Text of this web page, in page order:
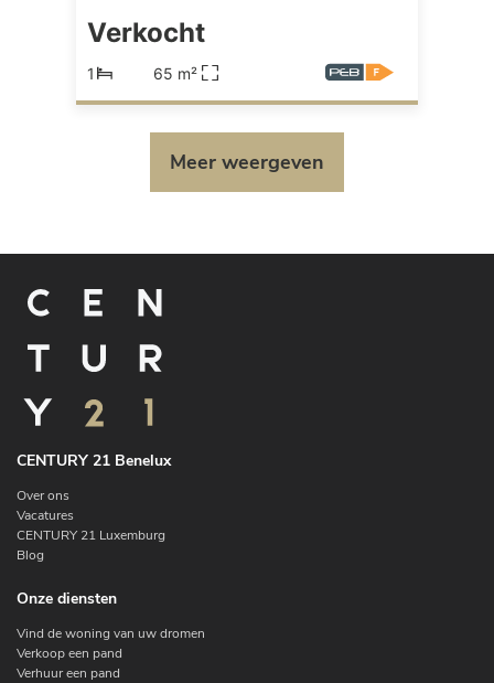
Verkocht
1 65 m²
Meer weergeven
CENTURY 21 Benelux
Over ons
Vacatures
CENTURY 21 Luxemburg
Blog
Onze diensten
Vind de woning van uw dromen
Verkoop een pand
Verhuur een pand